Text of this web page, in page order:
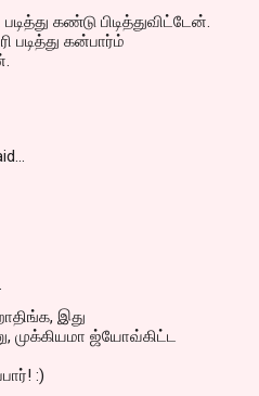
கண்டு பிடித்துவிட்டேன்.
படித்து கன்பார்ம்
இது
முக்கியமா ஜ்யோவ்கிட்ட
:)